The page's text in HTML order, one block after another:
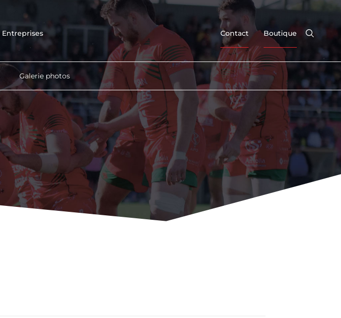
Entreprises Contact Boutique
Galerie photos